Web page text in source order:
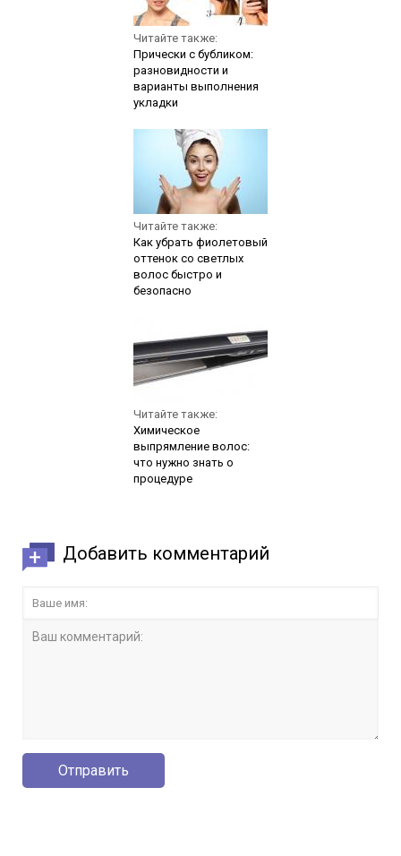
Читайте также:
Прически с бубликом:
разновидности и
варианты выполнения
укладки
Читайте также:
Как убрать фиолетовый
оттенок со светлых
волос быстро и
безопасно
Читайте также:
Химическое
выпрямление волос:
что нужно знать о
процедуре
Добавить комментарий